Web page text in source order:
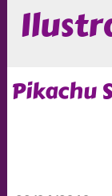
Pikachu